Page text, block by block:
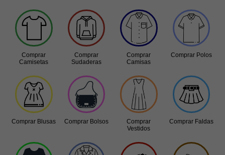
Sudaderas
Camisas
Polos
Bolsos
Vestidos
Faldas
Chaquetas
Comprar
Camisetas
Comprar
Sudaderas
Comprar
Camisas
Comprar Polos
Comprar Blusas Comprar Bolsos
Comprar
Vestidos
Comprar Faldas